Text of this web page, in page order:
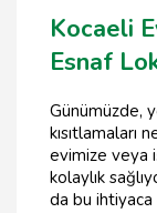
Kocaeli
Esnaf
Günümüzde,
kısıtlamaları
evimize veya
kolaylık
da bu